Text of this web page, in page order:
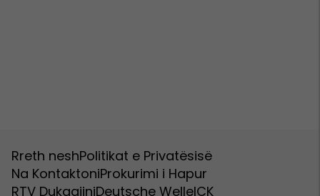
Rreth neshPolitikat e Privatësisë
Na KontaktoniProkurimi i Hapur
RTV DukagjiniDeutsche WelleICK